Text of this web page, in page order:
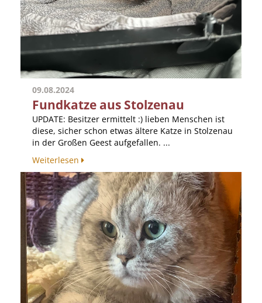
09.08.2024
Fundkatze aus Stolzenau
UPDATE: Besitzer ermittelt :) lieben Menschen ist
diese, sicher schon etwas ältere Katze in Stolzenau
in der Großen Geest aufgefallen. ...
Weiterlesen